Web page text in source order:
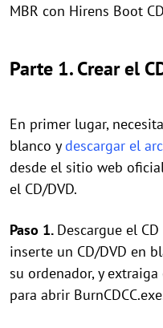
MBR con Hirens Boot
Parte 1. Crear el
En primer lugar,
blanco ydescargar el
desde el sitio web
el CD/DVD.
Paso 1. Descargue el
inserte un CD/DVD en
su ordenador, y
para abrir